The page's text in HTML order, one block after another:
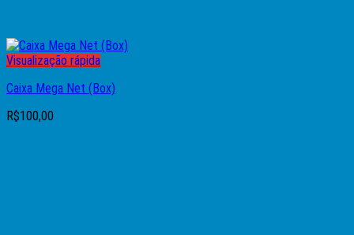
Visualização rápida
Caixa Mega Net (Box)
R$100,00